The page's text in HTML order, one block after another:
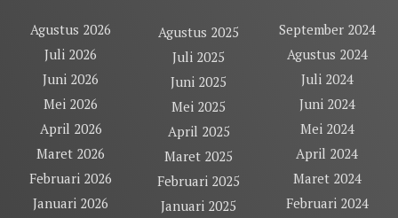
Agustus 2026
Juli 2026
Juni 2026
Mei 2026
April 2026
Maret 2026
Februari 2026
Januari 2026
Agustus 2025
Juli 2025
Juni 2025
Mei 2025
April 2025
Maret 2025
Februari 2025
Januari 2025
September 2024
Agustus 2024
Juli 2024
Juni 2024
Mei 2024
April 2024
Maret 2024
Februari 2024